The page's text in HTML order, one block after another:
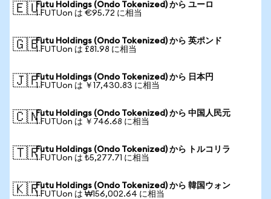
🇪🇺Futu Holdings (Ondo Tokenized) から ユーロ
1 FUTUon は €95.72 に相当
🇬🇧Futu Holdings (Ondo Tokenized) から 英ポンド
1 FUTUon は £81.98 に相当
🇯🇵Futu Holdings (Ondo Tokenized) から 日本円
1 FUTUon は ￥17,430.83 に相当
🇨🇳Futu Holdings (Ondo Tokenized) から 中国人民元
1 FUTUon は ￥746.68 に相当
🇹🇷Futu Holdings (Ondo Tokenized) から トルコリラ
1 FUTUon は ₺5,277.71 に相当
🇰🇷Futu Holdings (Ondo Tokenized) から 韓国ウォン
1 FUTUon は ₩156,002.64 に相当